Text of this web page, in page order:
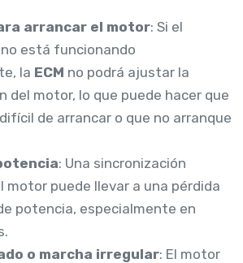
arrancar el motor: Si el
no está funcionando
la ECM no podrá ajustar la
del motor, lo que puede hacer que
de arrancar o que no arranque
: Una sincronización
motor puede llevar a una pérdida
potencia, especialmente en
o marcha irregular: El motor